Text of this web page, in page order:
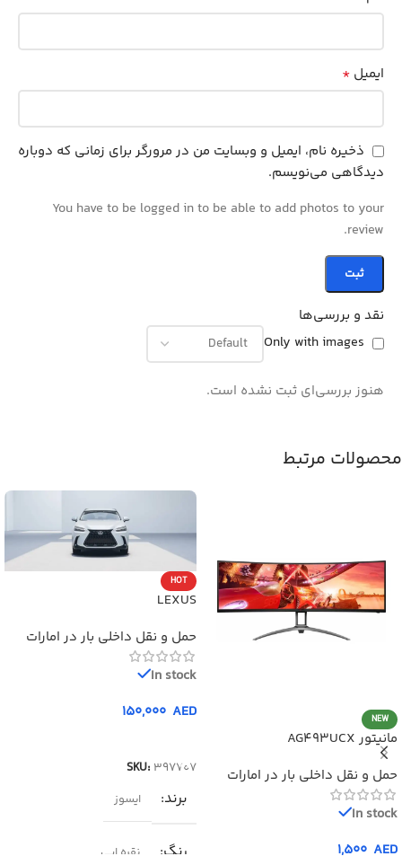
نقد و بررسی‌ها
Only with images
هنوز بررسی‌ای ثبت نشده است.
ایمیل *
ذخیره نام، ایمیل و وبسایت من در مرورگر برای زمانی که دوباره
دیدگاهی می‌نویسم.
You have to be logged in to be able to add photos to your
review.
محصولات مرتبط
NEW
مانیتور AG493UCX
حمل و نقل داخلی بار در امارات
In stock
1,500 AED
HOT
LEXUS
حمل و نقل داخلی بار در امارات
In stock
150,000 AED
SKU: 397707
برند ایسوز
رنگ نقره ایی